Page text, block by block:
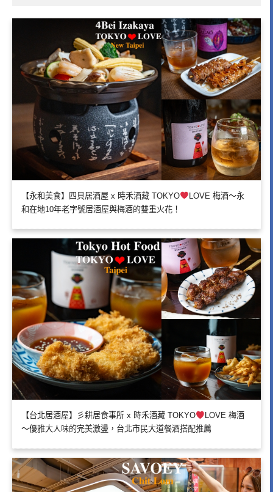
【永和美食】四貝居酒屋 x 時禾酒藏 TOKYO
LOVE 梅酒～永
和在地10年老字號居酒屋與梅酒的雙重火花！
【台北居酒屋】彡耕居食事所 x 時禾酒藏 TOKYO
LOVE 梅酒
～優雅大人味的完美激盪，台北市民大道餐酒搭配推薦